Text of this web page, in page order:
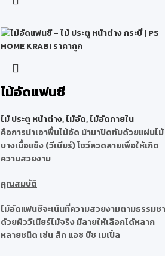
ไม้อัดแฟนซี
ไม้ ประตู หน้าต่าง,ไม้อัด,ไม้อัดภายใน
คือการนำเอาพื้นไม้อัด นำมาปิดทับด้วยแผ่นไม้
บางเนื้อแข็ง (วีเนียร์) โชว์ลวดลายเพื่อให้เกิด
ความสวยงาม
คุณสมบัติ
ไม้อัดแฟนซีจะเน้นที่ความสวยงามตามธรรมช
ด้วยผิววีเนียร์ไม้จริง มีลายให้เลือกได้หลาก
หลายชนิด เช่น สัก แอช บีช เมเปิ้ล